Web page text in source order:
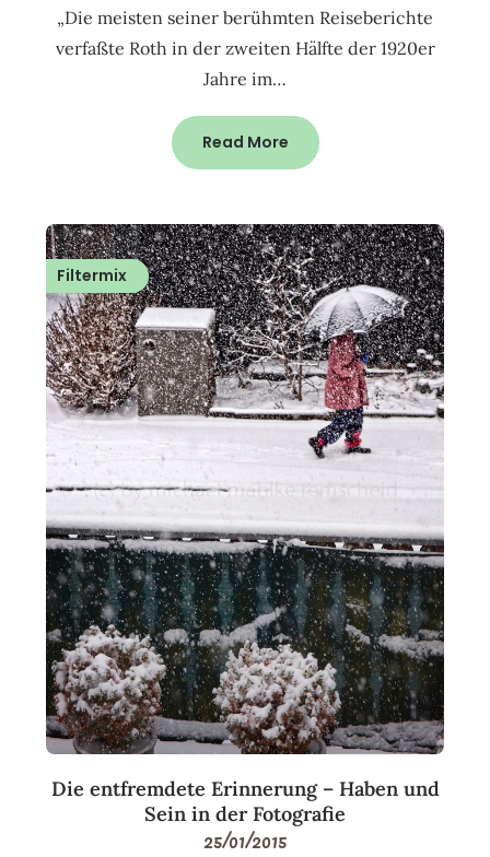
„Die meisten seiner berühmten Reiseberichte
verfaßte Roth in der zweiten Hälfte der 1920er
Jahre im…
Read More
Filtermix
Die entfremdete Erinnerung – Haben und
Sein in der Fotografie
25/01/2015